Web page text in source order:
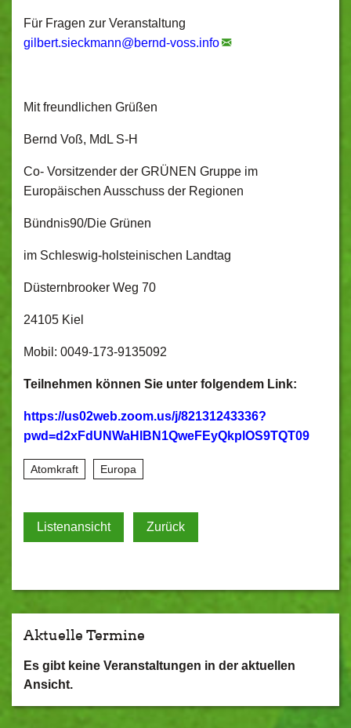
Für Fragen zur Veranstaltung
gilbert.sieckmann@bernd-voss.info
Mit freundlichen Grüßen
Bernd Voß, MdL S-H
Co- Vorsitzender der GRÜNEN Gruppe im
Europäischen Ausschuss der Regionen
Bündnis90/Die Grünen
im Schleswig-holsteinischen Landtag
Düsternbrooker Weg 70
24105 Kiel
Mobil: 0049-173-9135092
Teilnehmen können Sie unter folgendem Link:
https://us02web.zoom.us/j/82131243336?
pwd=d2xFdUNWaHlBN1QweFEyQkplOS9TQT09
Atomkraft Europa
Listenansicht Zurück
Aktuelle Termine
Es gibt keine Veranstaltungen in der aktuellen
Ansicht.